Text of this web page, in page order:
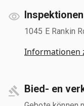
Inspektionen
1045 E Rankin
Informationen
Bied- en